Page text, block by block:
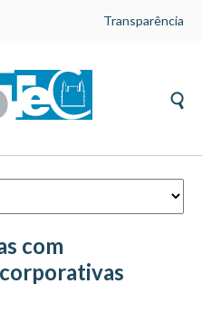
Transparência
com